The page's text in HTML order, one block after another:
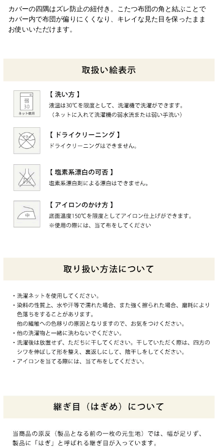
カバーの四隅はズレ防止の紐付き。こたつ布団の角と結ぶことで
カバー内で布団が偏りにくくなり、キレイな見た目を保ったまま
お使いいただけます。